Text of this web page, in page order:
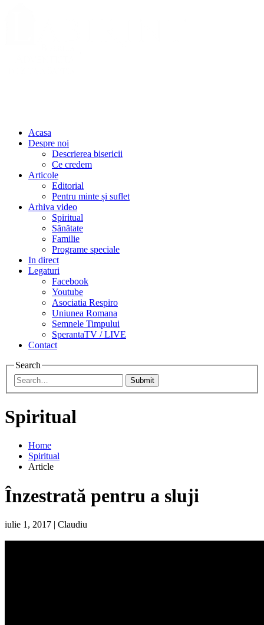
Acasa
Despre noi
Descrierea bisericii
Ce credem
Articole
Editorial
Pentru minte și suflet
Arhiva video
Spiritual
Sănătate
Familie
Programe speciale
In direct
Legaturi
Facebook
Youtube
Asociatia Respiro
Uniunea Romana
Semnele Timpului
SperantaTV / LIVE
Contact
Search
Submit
Spiritual
Home
Spiritual
Article
Înzestrată pentru a sluji
iulie 1, 2017 | Claudiu